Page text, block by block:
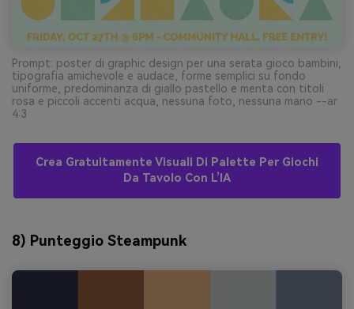
Prompt: poster di graphic design per una serata gioco bambini,
tipografia amichevole e audace, forme semplici su fondo
uniforme, predominanza di giallo pastello e menta con titoli
rosa e piccoli accenti acqua, nessuna foto, nessuna mano --ar
4:3
Crea Gratuitamente Visuali Di Palette Per Giochi
Da Tavolo Con L’IA
8) Punteggio Steampunk